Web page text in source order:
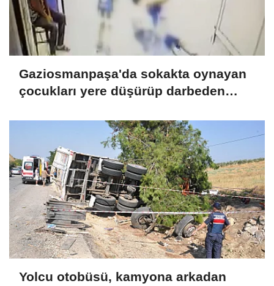
Gaziosmanpaşa'da sokakta oynayan
çocukları yere düşürüp darbeden
Yolcu otobüsü, kamyona arkadan